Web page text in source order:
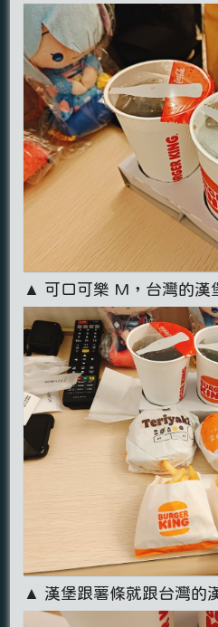
▲ 可口可樂 M，台灣的漢
▲ 漢堡跟薯條就跟台灣的